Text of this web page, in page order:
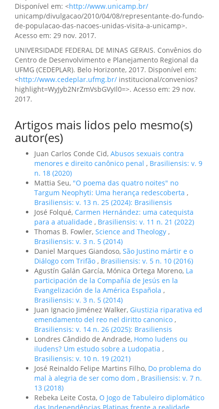
Disponível em: <http://www.unicamp.br/
unicamp/divulgacao/2010/04/08/representante-do-fundo-
de-populacao-das-nacoes-unidas-visita-a-unicamp>.
Acesso em: 29 nov. 2017.
UNIVERSIDADE FEDERAL DE MINAS GERAIS. Convênios do
Centro de Desenvolvimento e Planejamento Regional da
UFMG (CEDEPLAR). Belo Horizonte, 2017. Disponível em:
<http://www.cedeplar.ufmg.br/ institucional/convenios?
highlight=WyJyb2NrZmVsbGVyIl0=>. Acesso em: 29 nov.
2017.
Artigos mais lidos pelo mesmo(s)
autor(es)
Juan Carlos Conde Cid, Abusos sexuais contra
menores e direito canônico penal , Brasiliensis: v. 9
n. 18 (2020)
Mattia Seu, "O poema das quatro noites" no
Targum Neophyti: Uma herança redescoberta ,
Brasiliensis: v. 13 n. 25 (2024): Brasiliensis
José Folqué, Carmen Hernández: uma catequista
para a atualidade , Brasiliensis: v. 11 n. 21 (2022)
Thomas B. Fowler, Science and Theology ,
Brasiliensis: v. 3 n. 5 (2014)
Daniel Marques Giandoso, São Justino mártir e o
Diálogo com Trifão , Brasiliensis: v. 5 n. 10 (2016)
Agustín Galán García, Mónica Ortega Moreno, La
participación de la Compañía de Jesús en la
Evangelización de la América Española ,
Brasiliensis: v. 3 n. 5 (2014)
Juan Ignacio Jiménez Walker, Giustizia riparativa ed
emendamento del reo nel diritto canonico ,
Brasiliensis: v. 14 n. 26 (2025): Brasiliensis
Londres Cândido de Andrade, Homo ludens ou
iludens? Um estudo sobre a Ludopatia ,
Brasiliensis: v. 10 n. 19 (2021)
José Reinaldo Felipe Martins Filho, Do problema do
mal à alegria de ser como dom , Brasiliensis: v. 7 n.
13 (2018)
Rebeka Leite Costa, O Jogo de Tabuleiro diplomático
das Independências Platinas frente a realidade